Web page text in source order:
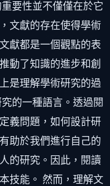
要性並不僅僅在於它
文獻的存在使得學術
獻都是一個觀點的表
動了知識的進步和創
是理解學術研究的過
的一種語言。透過閱
義問題，如何設計研
助於我們進行自己的
的研究。因此，閱讀
技能。 然而，理解文